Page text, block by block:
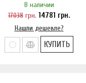
В наличии
17038 грн. 14781 грн.
Нашли дешевле?
КУПИТЬ